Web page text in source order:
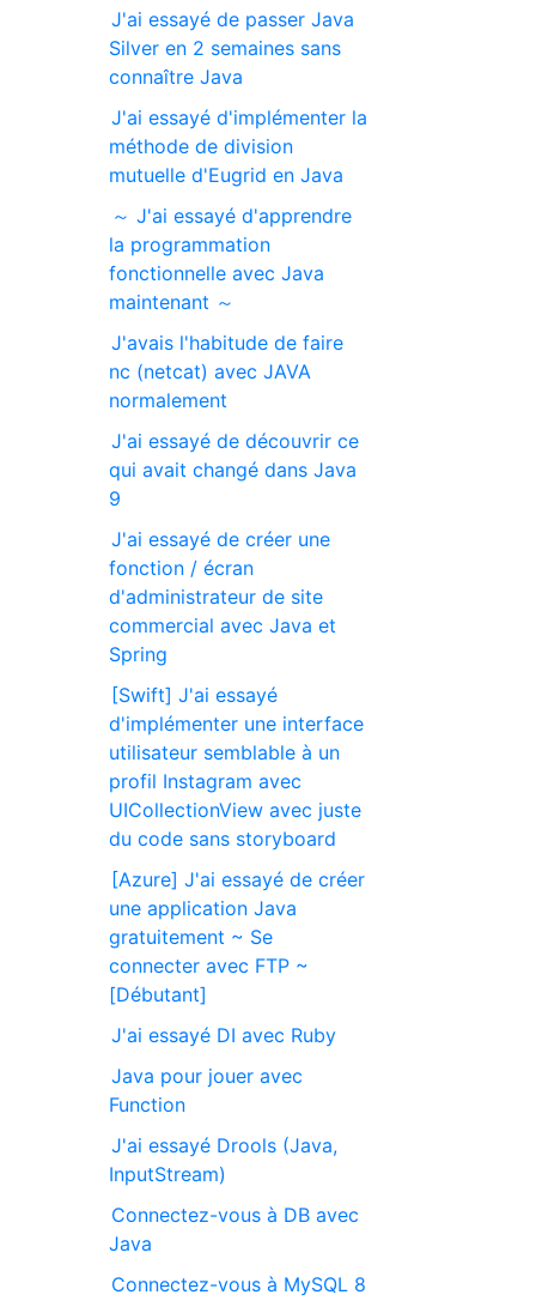
J'ai essayé de passer Java
Silver en 2 semaines sans
connaître Java
J'ai essayé d'implémenter la
méthode de division
mutuelle d'Eugrid en Java
～ J'ai essayé d'apprendre
la programmation
fonctionnelle avec Java
maintenant ～
J'avais l'habitude de faire
nc (netcat) avec JAVA
normalement
J'ai essayé de découvrir ce
qui avait changé dans Java
9
J'ai essayé de créer une
fonction / écran
d'administrateur de site
commercial avec Java et
Spring
[Swift] J'ai essayé
d'implémenter une interface
utilisateur semblable à un
profil Instagram avec
UICollectionView avec juste
du code sans storyboard
[Azure] J'ai essayé de créer
une application Java
gratuitement ~ Se
connecter avec FTP ~
[Débutant]
J'ai essayé DI avec Ruby
Java pour jouer avec
Function
J'ai essayé Drools (Java,
InputStream)
Connectez-vous à DB avec
Java
Connectez-vous à MySQL 8